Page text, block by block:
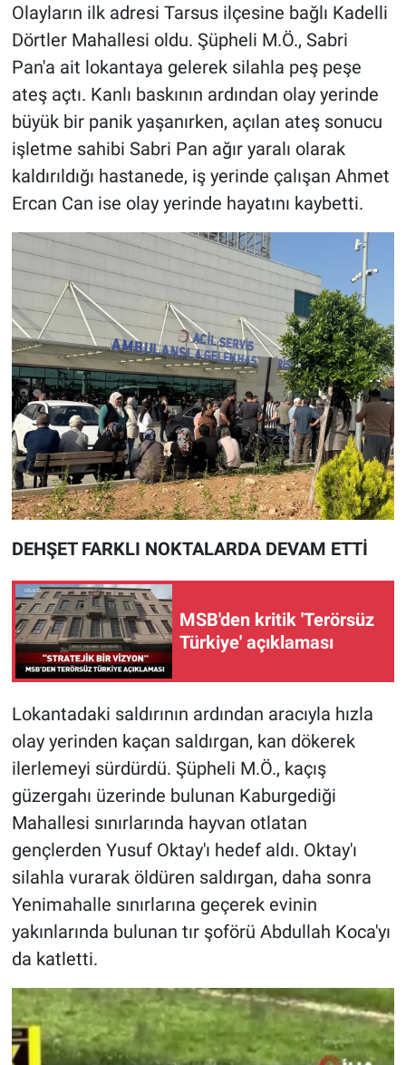
Olayların ilk adresi Tarsus ilçesine bağlı Kadelli
Dörtler Mahallesi oldu. Şüpheli M.Ö., Sabri
Pan'a ait lokantaya gelerek silahla peş peşe
ateş açtı. Kanlı baskının ardından olay yerinde
büyük bir panik yaşanırken, açılan ateş sonucu
işletme sahibi Sabri Pan ağır yaralı olarak
kaldırıldığı hastanede, iş yerinde çalışan Ahmet
Ercan Can ise olay yerinde hayatını kaybetti.
DEHŞET FARKLI NOKTALARDA DEVAM ETTİ
MSB'den kritik 'Terörsüz
Türkiye' açıklaması
Lokantadaki saldırının ardından aracıyla hızla
olay yerinden kaçan saldırgan, kan dökerek
ilerlemeyi sürdürdü. Şüpheli M.Ö., kaçış
güzergahı üzerinde bulunan Kaburgediği
Mahallesi sınırlarında hayvan otlatan
gençlerden Yusuf Oktay'ı hedef aldı. Oktay'ı
silahla vurarak öldüren saldırgan, daha sonra
Yenimahalle sınırlarına geçerek evinin
yakınlarında bulunan tır şoförü Abdullah Koca'yı
da katletti.